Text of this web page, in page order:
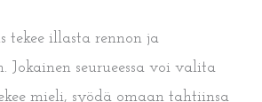
tekee illasta rennon ja
Jokainen seurueessa voi valita
mieli, syödä omaan tahtiinsa